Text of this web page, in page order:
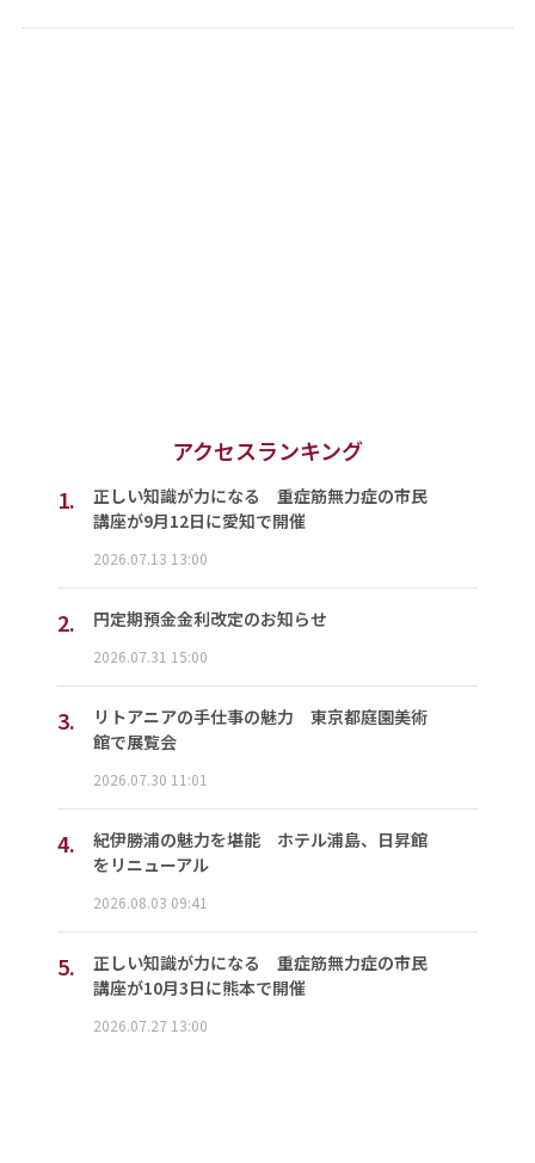
アクセスランキング
1.
正しい知識が力になる 重症筋無力症の市民
講座が9月12日に愛知で開催
2026.07.13 13:00
2. 円定期預金金利改定のお知らせ
2026.07.31 15:00
3.
リトアニアの手仕事の魅力 東京都庭園美術
館で展覧会
2026.07.30 11:01
4.
紀伊勝浦の魅力を堪能 ホテル浦島、日昇館
をリニューアル
2026.08.03 09:41
5.
正しい知識が力になる 重症筋無力症の市民
講座が10月3日に熊本で開催
2026.07.27 13:00